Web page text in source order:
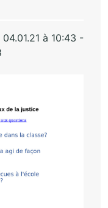
à 10:43 -